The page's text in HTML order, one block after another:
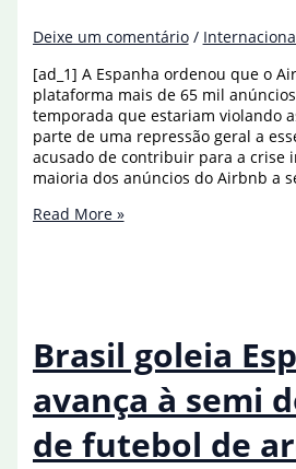
Deixe um comentário /
[ad_1] A Espanha ordenou que o
plataforma mais de 65 mil
temporada que estariam violando
parte de uma repressão geral a
acusado de contribuir para a crise
maioria dos anúncios do Airbnb a
Espanha
de
alugueis
de
temporada
Read More »
Brasil goleia
avança à semi
de futebol de